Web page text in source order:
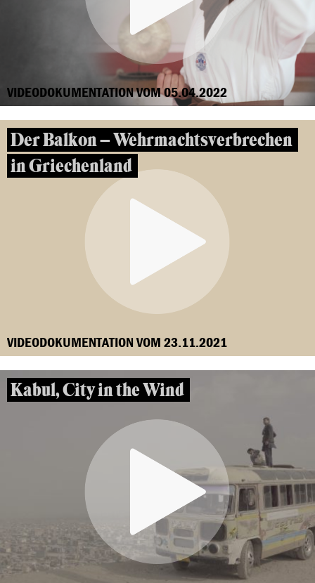
VIDEODOKUMENTATION VOM 05.04.2022
Der Balkon – Wehrmachtsverbrechen
in Griechenland
VIDEODOKUMENTATION VOM 23.11.2021
Kabul, City in the Wind